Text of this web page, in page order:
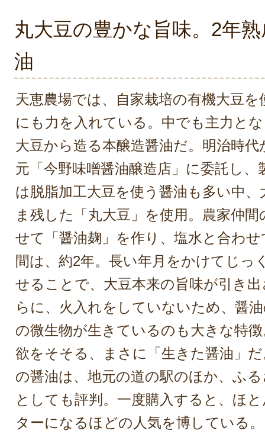
丸大豆の豊かな旨味。2年
油
天恵農場では、自家栽培の有機大豆
にも力を入れている。中でも主力と
大豆から造る本醸造醤油だ。明治時
元「今野味噌醤油醸造店」に委託し
は脱脂加工大豆を使う醤油も多い中
ま残した「丸大豆」を使用。農家仲
せて「醤油麹」を作り、塩水と合わ
間は、約2年。長い年月をかけてじっ
せることで、大豆本来の旨味が引き
らに、火入れをしていないため、醤
の微生物が生きているのも大きな特
欲をそそる、まさに「生きた醤油」
の醤油は、地元の道の駅のほか、ふ
としても評判。一度購入すると、ほ
ターになるほどの人気を博している。